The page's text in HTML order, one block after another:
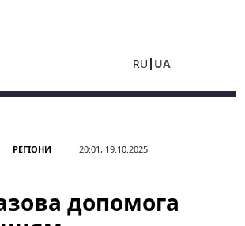
RU UA
РЕГІОНИ 20:01, 19.10.2025
допомога